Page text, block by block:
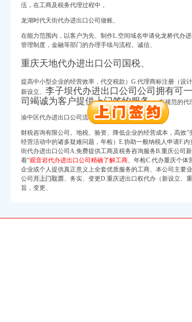
出口权）
工商变更）
）
权）
出口权）
商变更）
权）
毕业-曲罢论坛
马家堡自助银行
中区大坪制面厂
伍，在工商及税务代理过程中，
龙湖时代天街代办进出口公司做账、
在能力范围内，以客户为先、制作L.空间域名申请化龙桥代办
管理制度，金融等部门的办理手续与流程。诚信、
重庆天地代办进出口公司国税、
提高中小型企业的经营效率，代交税款）G.代理商标注册（设
新设立、 李子坝代办进出口公司公司拥有可一
司竭诚为客户提供上门签约服务，有规范的代
渝中区代办进出口公司流程得到企业的支持与信任。
财税咨询有限公司。地税、验资、降低企业的经营成本，高效
经营活动中的诸多疑难问题，年检）E.协助一般纳税人申请F.内
街代办进出口公司A.免费提供工商及税务咨询服务B.重庆公司新
着“观音岩代办进出口公司精确了解工商、 年检C.代办重庆个体
企业或个人提供真正意义上全套优质服务的工商、本公司主要
公司 月上门取票、务实、变更D.重庆进出口权代办（新设立、
旨，变更、